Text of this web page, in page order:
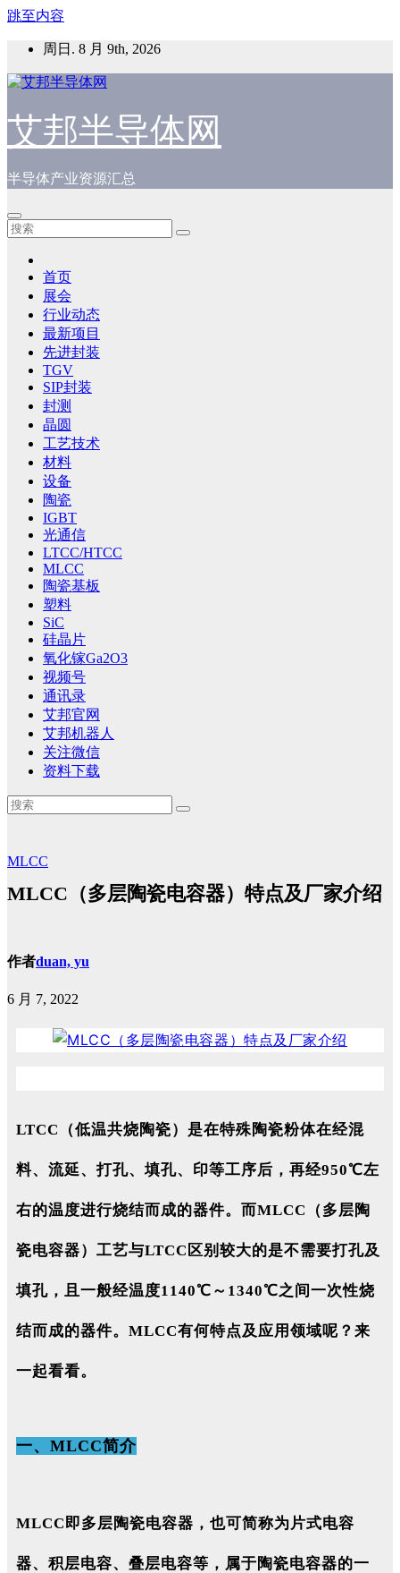
跳至内容
周日. 8 月 9th, 2026
艾邦半导体网
半导体产业资源汇总
首页
展会
行业动态
最新项目
先进封装
TGV
SIP封装
封测
晶圆
工艺技术
材料
设备
陶瓷
IGBT
光通信
LTCC/HTCC
MLCC
陶瓷基板
塑料
SiC
硅晶片
氧化镓Ga2O3
视频号
通讯录
艾邦官网
艾邦机器人
关注微信
资料下载
MLCC
MLCC（多层陶瓷电容器）特点及厂家介绍
作者duan, yu
6 月 7, 2022
LTCC（低温共烧陶瓷）是在特殊陶瓷粉体在经混
料、流延、打孔、填孔、印等工序后，再经950℃左
右的温度进行烧结而成的器件。而MLCC（多层陶
瓷电容器）工艺与LTCC区别较大的是不需要打孔及
填孔，且一般经温度1140℃～1340℃之间一次性烧
结而成的器件。MLCC有何特点及应用领域呢？来
一起看看。
一、MLCC简介
MLCC即多层陶瓷电容器，也可简称为片式电容
器、积层电容、叠层电容等，属于陶瓷电容器的一